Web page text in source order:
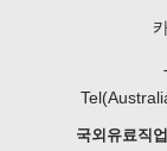
국외유료직